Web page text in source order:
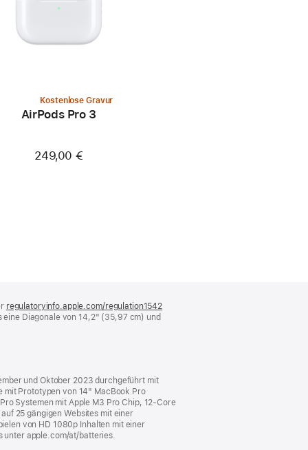
Kostenlose Gravur
AirPods Pro 3
249,00 €
regulatoryinfo.apple.com/regulation1542
eine Diagonale von 14,2" (35,97 cm) und
und Oktober 2023 durchgeführt mit
mit Prototypen von 14" MacBook Pro
Systemen mit Apple M3 Pro Chip, 12‑Core
25 gängigen Websites mit einer
von HD 1080p Inhalten mit einer
unter apple.com/at/batteries.